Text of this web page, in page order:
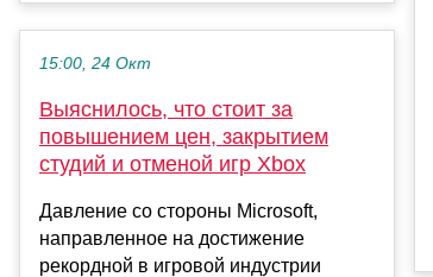
15:00, 24 Окт
Выяснилось, что стоит за
повышением цен, закрытием
студий и отменой игр Xbox
Давление со стороны Microsoft,
направленное на достижение
рекордной в игровой индустрии